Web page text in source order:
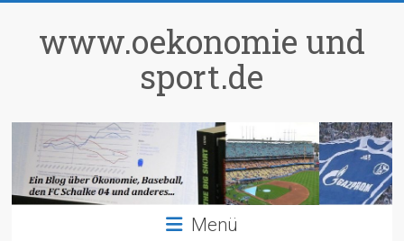
springenwww.oekonomie und
sport.de
Menü